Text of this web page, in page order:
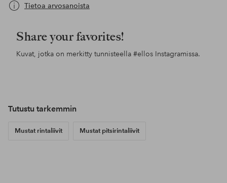
Tietoa arvosanoista
Share your favorites!
Kuvat, jotka on merkitty tunnisteella #ellos Instagramissa.
Tutustu tarkemmin
Mustat rintaliivit Mustat pitsirintaliivit